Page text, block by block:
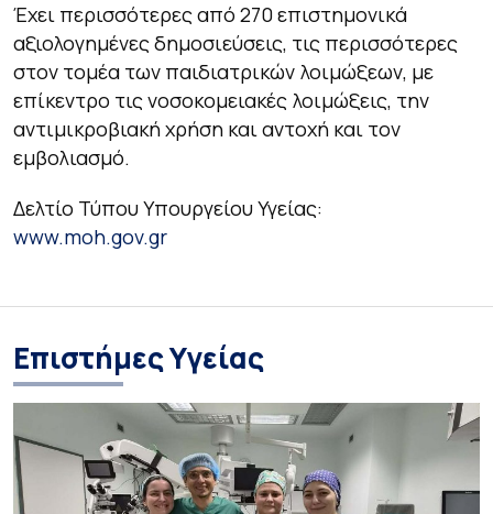
Έχει περισσότερες από 270 επιστηµονικά
αξιολογηµένες δηµοσιεύσεις, τις περισσότερες
στον τοµέα των παιδιατρικών λοιµώξεων, µε
επίκεντρο τις νοσοκοµειακές λοιµώξεις, την
αντιµικροβιακή χρήση και αντοχή και τον
εµβολιασµό.
Δελτίο Τύπου Υπουργείου Υγείας:
www.moh.gov.gr
Επιστήμες Υγείας